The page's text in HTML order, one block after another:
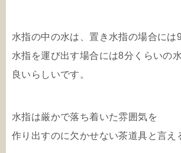
水指の中の水は、置き水指の場合には9
水指を運び出す場合には8分くらいの
良いらしいです。
水指は厳かで落ち着いた雰囲気を
作り出すのに欠かせない茶道具と言え